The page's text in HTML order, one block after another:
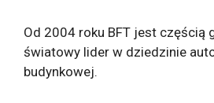
Od 2004 roku BFT jest częścią
światowy lider w dziedzinie
budynkowej.